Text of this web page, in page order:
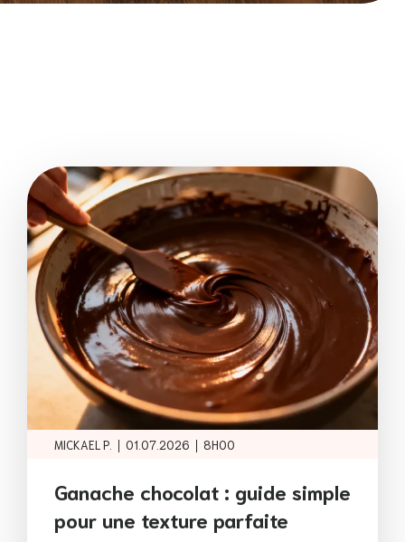
MICKAEL P. | 01.07.2026 | 8H00
Ganache chocolat : guide simple
pour une texture parfaite